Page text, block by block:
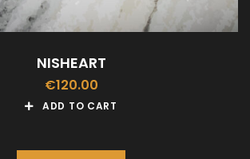
NISHEART
€120.00
ADD TO CART